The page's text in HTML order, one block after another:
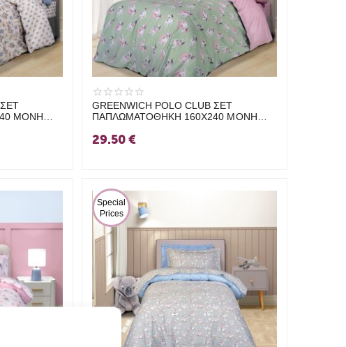
ΣΕΤ
ΜΟΝΗ
GREENWICH POLO CLUB ΣΕΤ
ΠΑΠΛΩΜΑΤΟΘΗΚΗ 160Χ240 ΜΟΝΗ
29.50 €
Special
Prices